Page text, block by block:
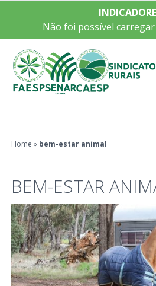
Não foi possível
Home » bem-estar animal
BEM-ESTAR